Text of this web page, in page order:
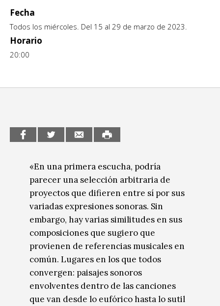
CCE en el interior/libros
Espacio itinerante de lectura infantil
Exposiciones
Formación
Infantil y Juvenil
Medio Ambiente
Sin categoría
Fecha
Todos los miércoles. Del 15 al 29 de marzo de 2023.
Horario
20:00
«En una primera escucha, podría
parecer una selección arbitraria de
proyectos que difieren entre sí por sus
variadas expresiones sonoras. Sin
embargo, hay varias similitudes en sus
composiciones que sugiero que
provienen de referencias musicales en
común. Lugares en los que todos
convergen: paisajes sonoros
envolventes dentro de las canciones
que van desde lo eufórico hasta lo sutil